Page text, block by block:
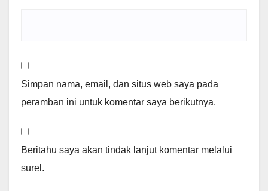
Simpan nama, email, dan situs web saya pada
peramban ini untuk komentar saya berikutnya.
Beritahu saya akan tindak lanjut komentar melalui
surel.